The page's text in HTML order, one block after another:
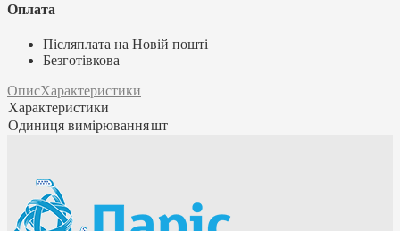
Оплата
Післяплата на Новій пошті
Безготівкова
ОписХарактеристики
Характеристики
Одиниця вимірюванняшт